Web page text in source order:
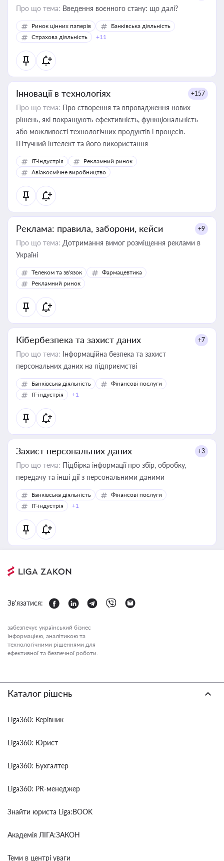
Про що тема: Введення воєнного стану: що далі?
Ринок цінних паперів
Банківська діяльність
Страхова діяльність
+11
Інновації в технологіях +157
Про що тема: Про створення та впровадження нових
рішень, які покращують ефективність, функціональність
або можливості технологічних продуктів і процесів.
Штучний інтелект та його використання
IT-індустрія
Рекламний ринок
Авіакосмічне виробництво
Реклама: правила, заборони, кейси +9
Про що тема: Дотримання вимог розміщення реклами в
Україні
Телеком та зв'язок
Фармацевтика
Рекламний ринок
Кібербезпека та захист даних +7
Про що тема: Інформаційна безпека та захист
персональних даних на підприємстві
Банківська діяльність
Фінансові послуги
IT-індустрія
+1
Захист персональних даних +3
Про що тема: Підбірка інформації про збір, обробку,
передачу та інші дії з персональними даними
Банківська діяльність
Фінансові послуги
IT-індустрія
+1
Зв'язатися:
забезпечує український бізнес
інформацією, аналітикою та
технологічними рішеннями для
ефективної та безпечної роботи.
Каталог рішень
Liga360: Керівник
Liga360: Юрист
Liga360: Бухгалтер
Liga360: PR-менеджер
Знайти юриста Liga:BOOK
Академія ЛІГА:ЗАКОН
Теми в центрі уваги